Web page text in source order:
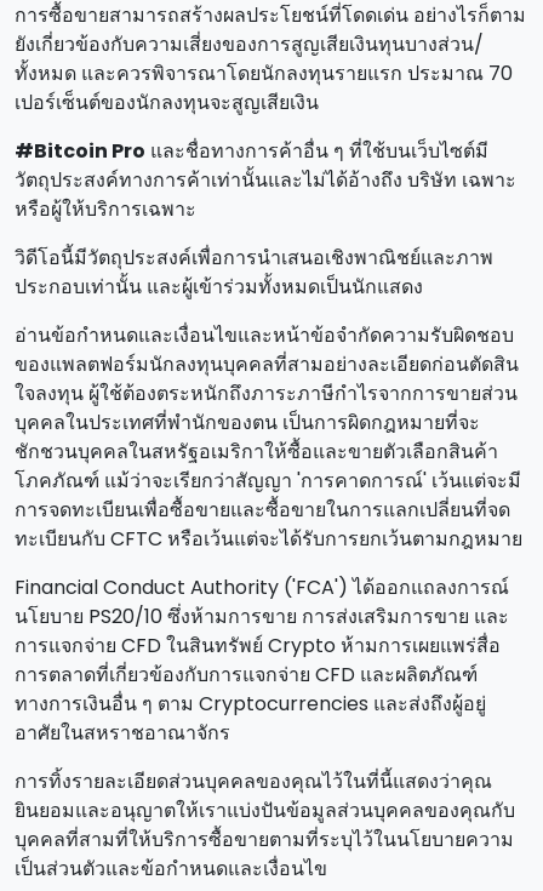
การซื้อขายสามารถสร้างผลประโยชน์ที่โดดเด่น อย่างไรก็ตาม
ยังเกี่ยวข้องกับความเสี่ยงของการสูญเสียเงินทุนบางส่วน/
ทั้งหมด และควรพิจารณาโดยนักลงทุนรายแรก ประมาณ 70
เปอร์เซ็นต์ของนักลงทุนจะสูญเสียเงิน
#Bitcoin Pro และชื่อทางการค้าอื่น ๆ ที่ใช้บนเว็บไซต์มี
วัตถุประสงค์ทางการค้าเท่านั้นและไม่ได้อ้างถึง บริษัท เฉพาะ
หรือผู้ให้บริการเฉพาะ
วิดีโอนี้มีวัตถุประสงค์เพื่อการนําเสนอเชิงพาณิชย์และภาพ
ประกอบเท่านั้น และผู้เข้าร่วมทั้งหมดเป็นนักแสดง
อ่านข้อกําหนดและเงื่อนไขและหน้าข้อจํากัดความรับผิดชอบ
ของแพลตฟอร์มนักลงทุนบุคคลที่สามอย่างละเอียดก่อนตัดสิน
ใจลงทุน ผู้ใช้ต้องตระหนักถึงภาระภาษีกําไรจากการขายส่วน
บุคคลในประเทศที่พํานักของตน เป็นการผิดกฎหมายที่จะ
ชักชวนบุคคลในสหรัฐอเมริกาให้ซื้อและขายตัวเลือกสินค้า
โภคภัณฑ์ แม้ว่าจะเรียกว่าสัญญา 'การคาดการณ์' เว้นแต่จะมี
การจดทะเบียนเพื่อซื้อขายและซื้อขายในการแลกเปลี่ยนที่จด
ทะเบียนกับ CFTC หรือเว้นแต่จะได้รับการยกเว้นตามกฎหมาย
Financial Conduct Authority ('FCA') ได้ออกแถลงการณ์
นโยบาย PS20/10 ซึ่งห้ามการขาย การส่งเสริมการขาย และ
การแจกจ่าย CFD ในสินทรัพย์ Crypto ห้ามการเผยแพร่สื่อ
การตลาดที่เกี่ยวข้องกับการแจกจ่าย CFD และผลิตภัณฑ์
ทางการเงินอื่น ๆ ตาม Cryptocurrencies และส่งถึงผู้อยู่
อาศัยในสหราชอาณาจักร
การทิ้งรายละเอียดส่วนบุคคลของคุณไว้ในที่นี้แสดงว่าคุณ
ยินยอมและอนุญาตให้เราแบ่งปันข้อมูลส่วนบุคคลของคุณกับ
บุคคลที่สามที่ให้บริการซื้อขายตามที่ระบุไว้ในนโยบายความ
เป็นส่วนตัวและข้อกําหนดและเงื่อนไข